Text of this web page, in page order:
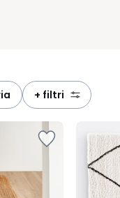
+ filtri